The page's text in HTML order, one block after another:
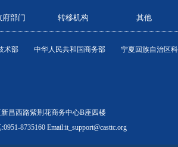
府部门 转移机构 其他
术部 中华人民共和国商务部 宁夏回族自治区
昌西路紫荆花商务中心B座四楼
8735160 Email:it_support@casttc.org